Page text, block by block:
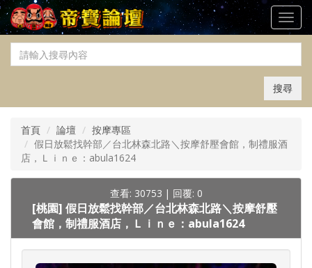
搜尋
首頁 論壇
按摩專區
假日放鬆找幹部／台北林森北路＼按摩舒壓會館，制禮服酒
店，Ｌｉｎｅ：abula1624
查看: 30753 | 回覆: 0
[桃園] 假日放鬆找幹部／台北林森北路＼按摩舒壓
會館，制禮服酒店，Ｌｉｎｅ：abula1624